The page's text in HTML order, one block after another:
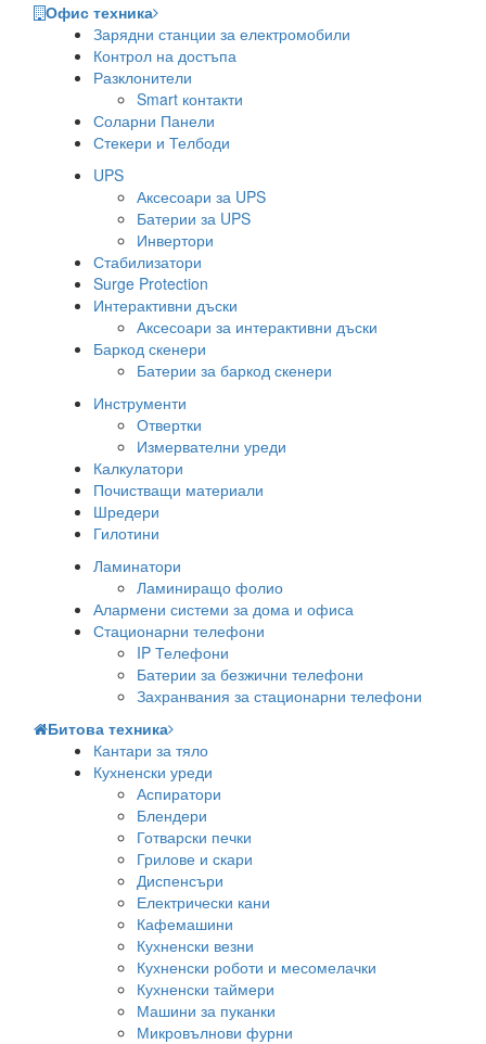
Офис техника
Зарядни станции за електромобили
Контрол на достъпа
Разклонители
Smart контакти
Соларни Панели
Стекери и Телбоди
UPS
Аксесоари за UPS
Батерии за UPS
Инвертори
Стабилизатори
Surge Protection
Интерактивни дъски
Аксесоари за интерактивни дъски
Баркод скенери
Батерии за баркод скенери
Инструменти
Отвертки
Измервателни уреди
Калкулатори
Почистващи материали
Шредери
Гилотини
Ламинатори
Ламиниращо фолио
Алармени системи за дома и офиса
Стационарни телефони
IP Телефони
Батерии за безжични телефони
Захранвания за стационарни телефони
Битова техника
Кантари за тяло
Кухненски уреди
Аспиратори
Блендери
Готварски печки
Грилове и скари
Диспенсъри
Електрически кани
Кафемашини
Кухненски везни
Кухненски роботи и месомелачки
Кухненски таймери
Машини за пуканки
Микровълнови фурни